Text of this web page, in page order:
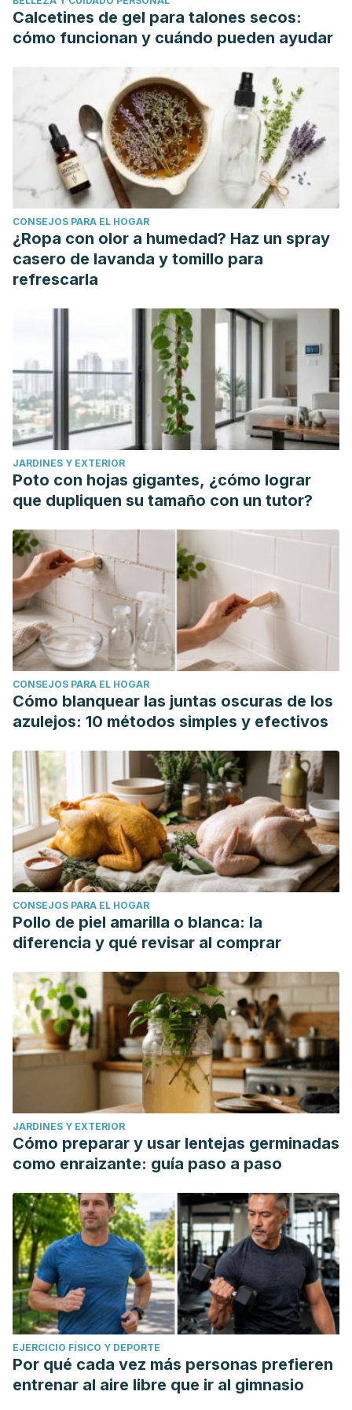
Calcetines de gel para talones secos:
cómo funcionan y cuándo pueden ayudar
CONSEJOS PARA EL HOGAR
¿Ropa con olor a humedad? Haz un spray
casero de lavanda y tomillo para
refrescarla
JARDINES Y EXTERIOR
Poto con hojas gigantes, ¿cómo lograr
que dupliquen su tamaño con un tutor?
CONSEJOS PARA EL HOGAR
Cómo blanquear las juntas oscuras de los
azulejos: 10 métodos simples y efectivos
CONSEJOS PARA EL HOGAR
Pollo de piel amarilla o blanca: la
diferencia y qué revisar al comprar
JARDINES Y EXTERIOR
Cómo preparar y usar lentejas germinadas
como enraizante: guía paso a paso
EJERCICIO FÍSICO Y DEPORTE
Por qué cada vez más personas prefieren
entrenar al aire libre que ir al gimnasio